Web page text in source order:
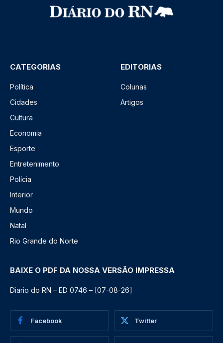
CATEGORIAS
Política
Cidades
Cultura
Economia
Esporte
Entretenimento
Polícia
Interior
Mundo
Natal
Rio Grande do Norte
EDITORIAS
Colunas
Artigos
BAIXE O PDF DA NOSSA VERSÃO IMPRESSA
Diario do RN – ED 0746 – [07-08-26]
Facebook Twitter